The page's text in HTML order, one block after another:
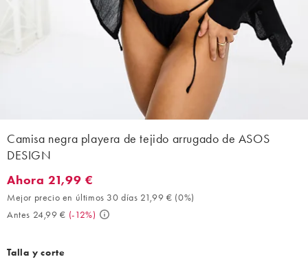
Camisa negra playera de tejido arrugado de ASOS
DESIGN
Ahora 21,99 €. Mejor precio en últimos 30 días 21,99 € (0%).
Ahora 21,99 €
Mejor precio en últimos 30 días 21,99 € (0%)
Antes 24,99 € (-12%)
Talla y corte